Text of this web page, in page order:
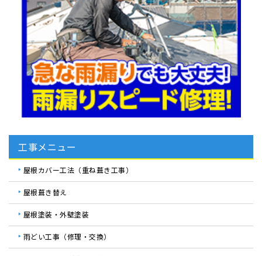
工事メニュー
屋根カバー工法（重ね葺き工事）
屋根葺き替え
屋根塗装・外壁塗装
雨どい工事（修理・交換）